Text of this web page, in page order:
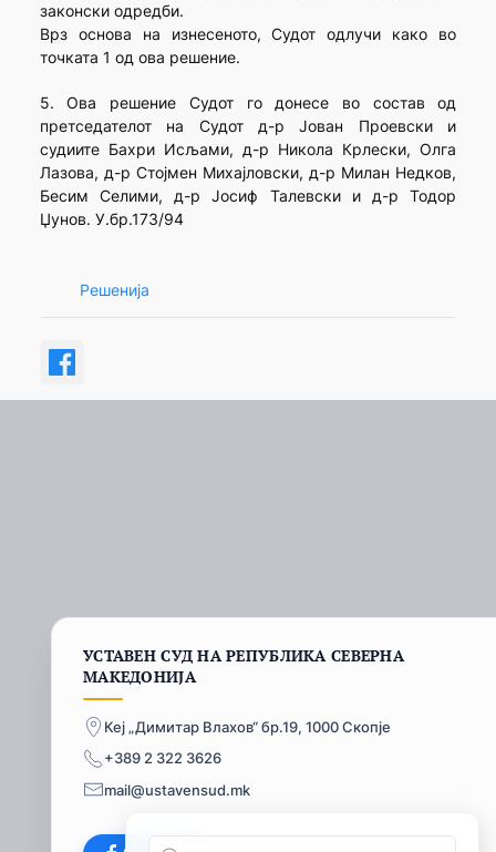
законски одредби.
Врз основа на изнесеното, Судот одлучи како во
точката 1 од ова решение.
5. Ова решение Судот го донесе во состав од
претседателот на Судот д-р Јован Проевски и
судиите Бахри Исљами, д-р Никола Крлески, Олга
Лазова, д-р Стојмен Михајловски, д-р Милан Недков,
Бесим Селими, д-р Јосиф Талевски и д-р Тодор
Џунов. У.бр.173/94
Решенија
УСТАВЕН СУД НА РЕПУБЛИКА СЕВЕРНА
МАКЕДОНИЈА
Кеј „Димитар Влахов“ бр.19, 1000 Скопје
+389 2 322 3626
mail@ustavensud.mk